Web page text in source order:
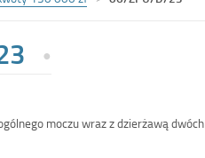
moczu wraz z dzierżawą dwóch